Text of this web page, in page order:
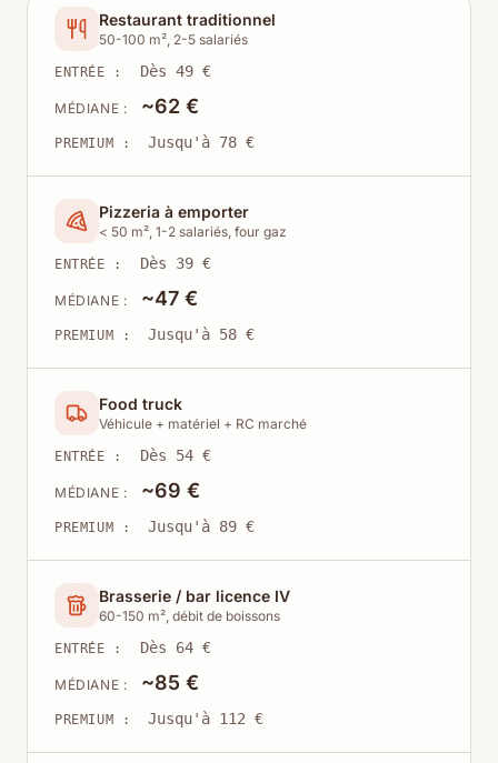
Restaurant traditionnel
50-100 m², 2-5 salariés
ENTRÉE : Dès 49 €
MÉDIANE : ~62 €
PREMIUM : Jusqu'à 78 €
Pizzeria à emporter
< 50 m², 1-2 salariés, four gaz
ENTRÉE : Dès 39 €
MÉDIANE : ~47 €
PREMIUM : Jusqu'à 58 €
Food truck
Véhicule + matériel + RC marché
ENTRÉE : Dès 54 €
MÉDIANE : ~69 €
PREMIUM : Jusqu'à 89 €
Brasserie / bar licence IV
60-150 m², débit de boissons
ENTRÉE : Dès 64 €
MÉDIANE : ~85 €
PREMIUM : Jusqu'à 112 €